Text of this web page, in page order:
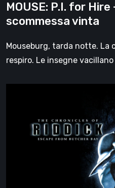
MOUSE: P.I. for
scommessa vinta
Mouseburg, tarda notte.
respiro. Le insegne
Escape